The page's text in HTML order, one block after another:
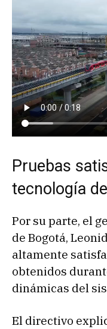
Pruebas
tecnología
Por su parte, el
de Bogotá,
altamente
obtenidos
dinámicas del
El directivo